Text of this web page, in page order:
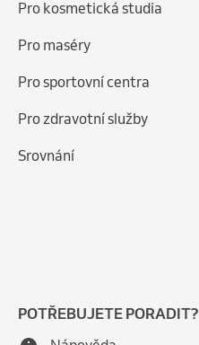
Pro kosmetická studia
Pro maséry
Pro sportovní centra
Pro zdravotní služby
Srovnání
POTŘEBUJETE PORADIT?